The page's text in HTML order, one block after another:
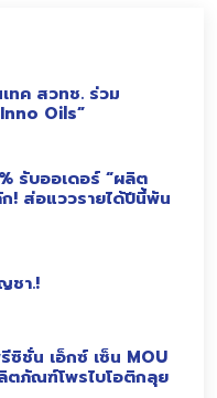
ทค สวทช. ร่วม
Oils”
รับออเดอร์ “ผลิต
ก! ส่อแววรายได้ปีนี้พัน
ชา.!
ซิชั่น เอ็กซ์ เซ็น MOU
ภัณฑ์โพรไบโอติกลุย